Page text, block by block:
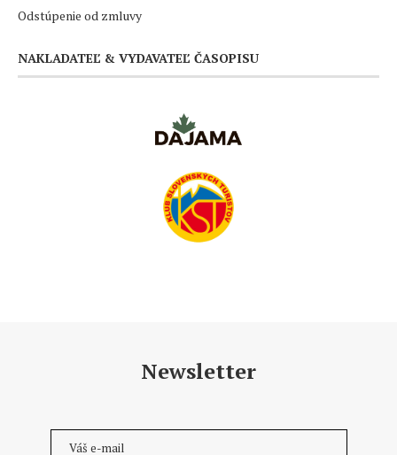
Odstúpenie od zmluvy
NAKLADATEĽ & VYDAVATEĽ ČASOPISU
Newsletter